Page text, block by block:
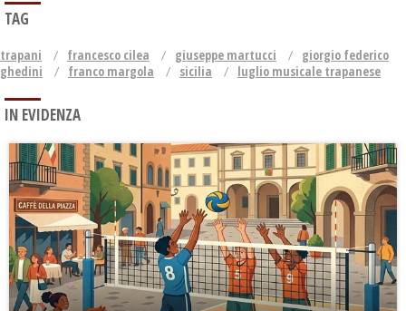
TAG
trapani francesco cilea giuseppe martucci
giorgio federico
ghedini
franco margola sicilia luglio musicale trapanese
IN EVIDENZA